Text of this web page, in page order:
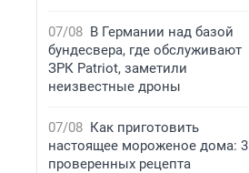
07/08 В Германии над базой
бундесвера, где обслуживают
ЗРК Patriot, заметили
неизвестные дроны
07/08 Как приготовить
настоящее мороженое дома: 3
проверенных рецепта